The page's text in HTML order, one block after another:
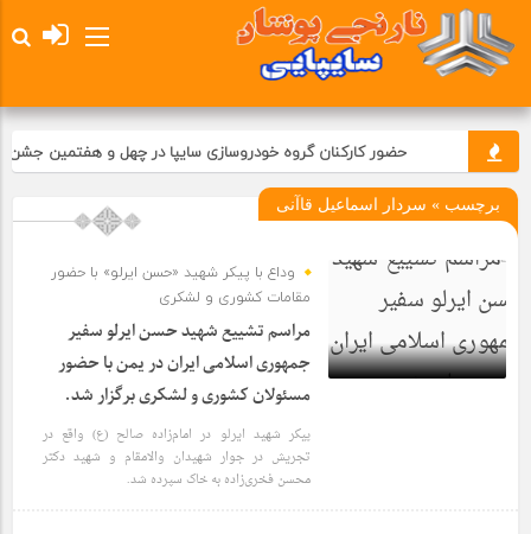
حضور کارکنان گروه خودروسازی سایپا در چهل و هفتمین جشن
برچسب » سردار اسماعیل قاآنی
وداع با پیکر شهید «حسن ایرلو» با حضور
مقامات کشوری و لشکری
مراسم تشییع شهید حسن ایرلو سفیر
جمهوری اسلامی ایران در یمن با حضور
مسئولان کشوری و لشکری برگزار شد.
پیکر شهید ایرلو در امام‌زاده صالح (ع) واقع در
تجریش در جوار شهیدان والامقام و شهید دکتر
محسن فخری‌زاده به خاک سپرده شد.